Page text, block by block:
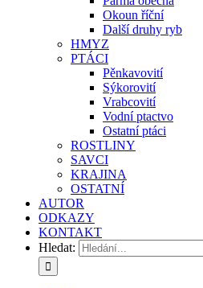
Okoun říční
Další druhy ryb
HMYZ
PTÁCI
Pěnkavovití
Sýkorovití
Vrabcovití
Vodní ptactvo
Ostatní ptáci
ROSTLINY
SAVCI
KRAJINA
OSTATNÍ
AUTOR
ODKAZY
KONTAKT
Hledat: